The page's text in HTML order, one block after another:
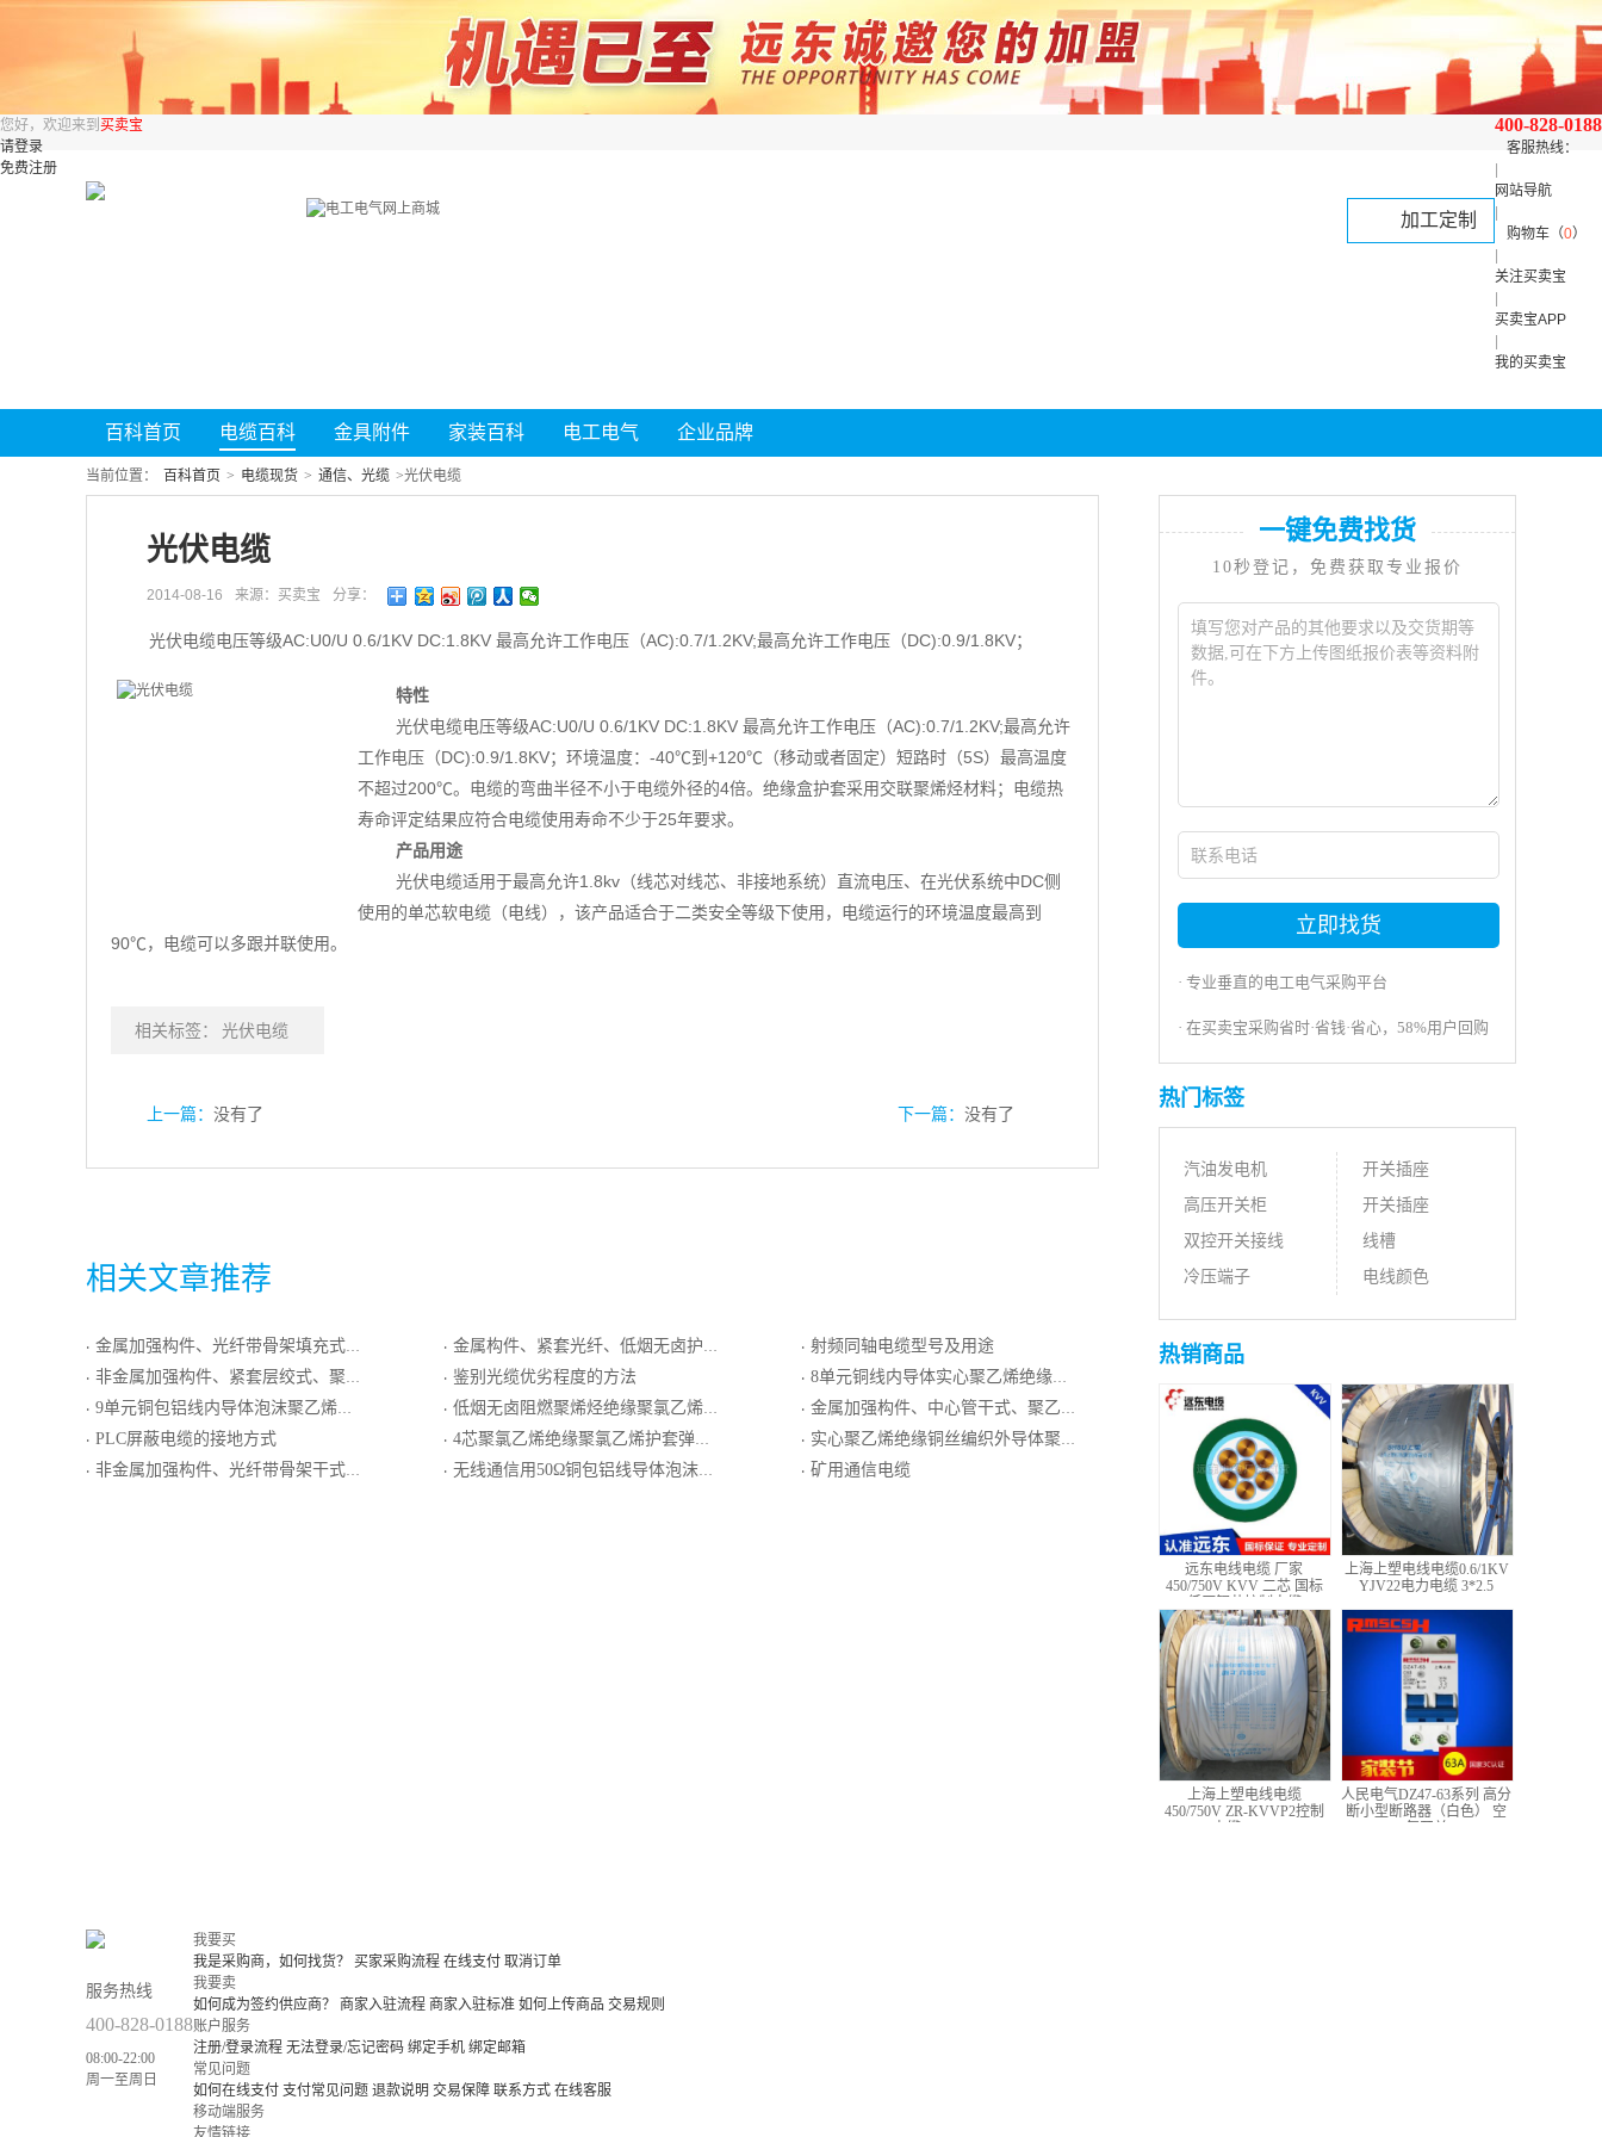
400-828-0188
客服热线：
网站导航
购物车（0）
关注买卖宝
买卖宝APP
我的买卖宝
您好，欢迎来到 买卖宝
请登录
免费注册
加工定制
百科首页 电缆百科 金具附件 家装百科 电工电气 企业品牌
当前位置： 百科首页 > 电缆现货 > 通信、光缆 >光伏电缆
光伏电缆
2014-08-16 来源：买卖宝 分享：
光伏电缆电压等级AC:U0/U 0.6/1KV DC:1.8KV 最高允许工作电压（AC):0.7/1.2KV;最高允许工作电压（DC):0.9/1.8KV；
特性
光伏电缆电压等级AC:U0/U 0.6/1KV DC:1.8KV 最高允许工作电压（AC):0.7/1.2KV;最高允许
工作电压（DC):0.9/1.8KV；环境温度：-40℃到+120℃（移动或者固定）短路时（5S）最高温度
不超过200℃。电缆的弯曲半径不小于电缆外径的4倍。绝缘盒护套采用交联聚烯烃材料；电缆热
寿命评定结果应符合电缆使用寿命不少于25年要求。
产品用途
光伏电缆适用于最高允许1.8kv（线芯对线芯、非接地系统）直流电压、在光伏系统中DC侧
使用的单芯软电缆（电线），该产品适合于二类安全等级下使用，电缆运行的环境温度最高到
90℃，电缆可以多跟并联使用。
相关标签： 光伏电缆
上一篇： 没有了 下一篇： 没有了
相关文章推荐
· 金属加强构件、光纤带骨架填充式、铝－聚乙烯粘结护套、单细圆钢丝铠装、聚乙烯套通信用室外光缆
· 非金属加强构件、紧套层绞式、聚乙烯护套通信用移动光缆
· 9单元铜包铝线内导体泡沫聚乙烯绝缘铝塑复合编织外导体低烟无卤阻燃聚烯烃护套集束同轴电缆
· PLC屏蔽电缆的接地方式
· 非金属加强构件、光纤带骨架干式、阻燃聚烯烃护套通信用室外光缆
· 金属构件、紧套光纤、低烟无卤护套室内分支光缆GJBJH
· 鉴别光缆优劣程度的方法
· 低烟无卤阻燃聚烯烃绝缘聚氯乙烯护套最高传输频率16MHz数字通信用主干对绞电缆
· 4芯聚氯乙烯绝缘聚氯乙烯护套弹簧形电话软线
· 无线通信用50Ω铜包铝线导体泡沫聚乙烯绝缘铝塑复合编织外导体聚氯乙烯护套同轴射频电缆
· 射频同轴电缆型号及用途
· 8单元铜线内导体实心聚乙烯绝缘双层编织屏蔽外导体低烟无卤阻燃聚烯烃护套集束局用同轴电缆
· 金属加强构件、中心管干式、聚乙护套通信用室外光缆
· 实心聚乙烯绝缘铜丝编织外导体聚氯乙烯护套射频同轴电缆
· 矿用通信电缆
一键免费找货
10秒登记，免费获取专业报价
立即找货
· 专业垂直的电工电气采购平台
· 在买卖宝采购省时·省钱·省心，58%用户回购
热门标签
汽油发电机
高压开关柜
双控开关接线
冷压端子
开关插座
开关插座
线槽
电线颜色
热销商品
远东电线电缆 厂家
450/750V KVV 二芯 国标
上海上塑电线电缆0.6/1KV
YJV22电力电缆 3*2.5
上海上塑电线电缆
450/750V ZR-KVVP2控制
人民电气DZ47-63系列 高分
断小型断路器（白色） 空
服务热线
400-828-0188
08:00-22:00
周一至周日
我要买
我是采购商，如何找货？
买家采购流程 在线支付 取消订单
我要卖
如何成为签约供应商？
商家入驻流程 商家入驻标准 如何上传商品 交易规则
账户服务
注册/登录流程 无法登录/忘记密码 绑定手机 绑定邮箱
常见问题
如何在线支付 支付常见问题 退款说明 交易保障 联系方式 在线客服
移动端服务
友情链接